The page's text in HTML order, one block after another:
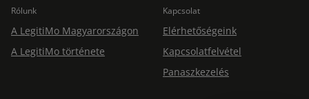
Rólunk
A LegitiMo Magyarországon
A LegitiMo története
Kapcsolat
Elérhetőségeink
Kapcsolatfelvétel
Panaszkezelés